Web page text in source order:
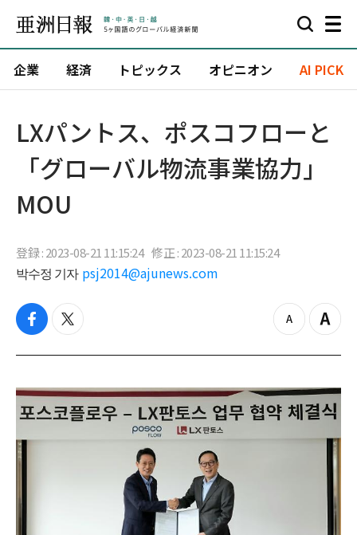
企業 経済 トピックス オピニオン AI PICK
​LXパントス、ポスコフローと
「グローバル物流事業協力」
MOU
登録 : 2023-08-21 11:15:24 修正 : 2023-08-21 11:15:24
박수정 기자 psj2014@ajunews.com
f
c
b
o
o
t
i
t
e
r
z
o
o
u
t
Z
o
i
n